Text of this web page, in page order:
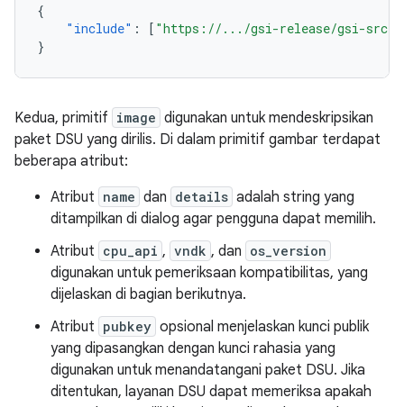
{
"include" : [ "https://.../gsi-release/gsi-
}
Kedua, primitif image digunakan untuk mendeskripsikan
paket DSU yang dirilis. Di dalam primitif gambar terdapat
beberapa atribut:
Atribut name dan details adalah string yang
ditampilkan di dialog agar pengguna dapat memilih.
Atribut cpu_api , vndk , dan os_version
digunakan untuk pemeriksaan kompatibilitas, yang
dijelaskan di bagian berikutnya.
Atribut pubkey opsional menjelaskan kunci publik
yang dipasangkan dengan kunci rahasia yang
digunakan untuk menandatangani paket DSU. Jika
ditentukan, layanan DSU dapat memeriksa apakah